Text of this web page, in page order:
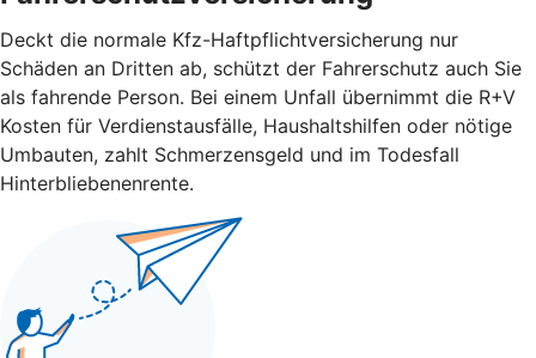
Deckt die normale Kfz-Haftpflichtversicherung nur
Schäden an Dritten ab, schützt der Fahrerschutz auch Sie
als fahrende Person. Bei einem Unfall übernimmt die R+V
Kosten für Verdienstausfälle, Haushaltshilfen oder nötige
Umbauten, zahlt Schmerzensgeld und im Todesfall
Hinterbliebenenrente.